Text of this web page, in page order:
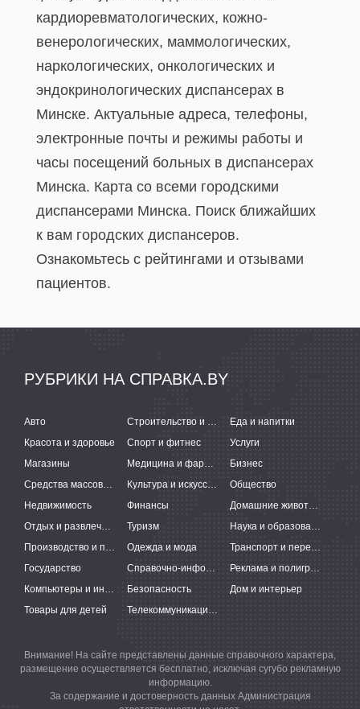
кардиоревматологических, кожно-
венерологических, маммологических,
наркологических, онкологических и
эндокринологических диспансерах в
Минске. Актуальные адреса, телефоны,
электронные почты и режимы работы и
часы посещений больных в диспансерах
Минска. Карта со всеми городскими
диспансерами Минска. Поиск ближайших
к вам городских диспансеров.
Ознакомьтесь с рейтингами и отзывами
пациентов.
РУБРИКИ НА СПРАВКА.BY
Авто Строительство и ремонт
Еда и напитки
Красота и здоровье
Спорт и фитнес
Услуги
Магазины
Медицина и фармацевтика
Бизнес
Средства массовой информации
Культура и искусство
Общество
Недвижимость
Финансы
Домашние животные
Отдых и развлечения
Туризм
Наука и образование
Производство и поставки
Одежда и мода
Транспорт и перевозки
Государство
Справочно-информационные системы
Реклама и полиграфия
Компьютеры и интернет
Безопасность
Дом и интерьер
Товары для детей
Телекоммуникации и связь
Внимание! На сайте представлены данные справочного характера,
размещение осуществляется бесплатно, исключая сугубо рекламную
информацию.
За содержание и достоверность данных Администрация